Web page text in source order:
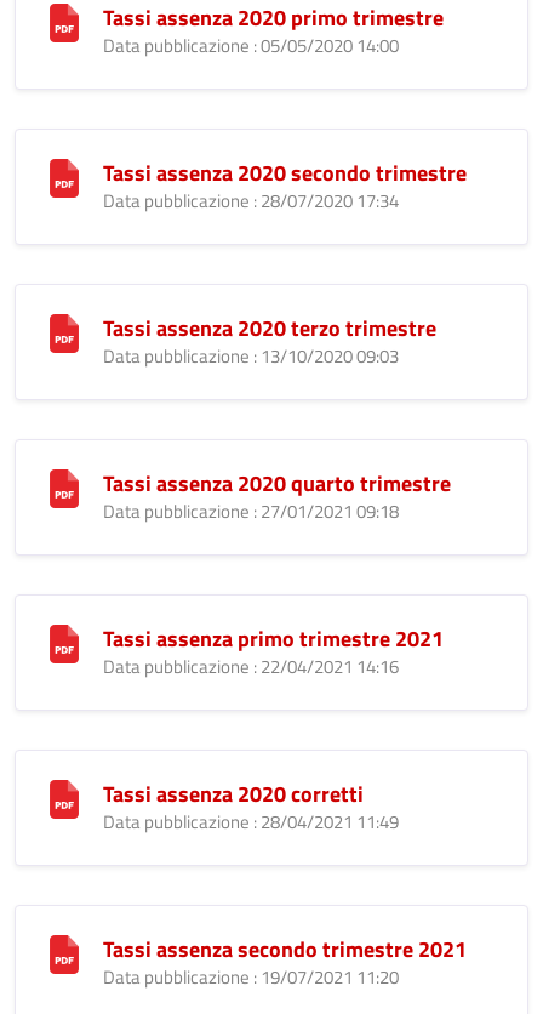
Tassi assenza 2020 primo trimestre
Data pubblicazione : 05/05/2020 14:00
Tassi assenza 2020 secondo trimestre
Data pubblicazione : 28/07/2020 17:34
Tassi assenza 2020 terzo trimestre
Data pubblicazione : 13/10/2020 09:03
Tassi assenza 2020 quarto trimestre
Data pubblicazione : 27/01/2021 09:18
Tassi assenza primo trimestre 2021
Data pubblicazione : 22/04/2021 14:16
Tassi assenza 2020 corretti
Data pubblicazione : 28/04/2021 11:49
Tassi assenza secondo trimestre 2021
Data pubblicazione : 19/07/2021 11:20